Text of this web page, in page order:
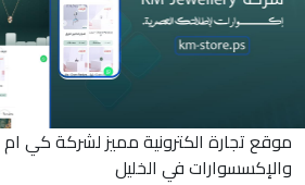
موقع تجارة الكترونية مميز لشركة كي
والإكسسوارات في الخليل